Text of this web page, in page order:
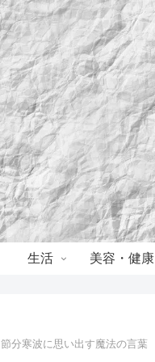
生活 美容・健康
節分寒波に思い出す魔法の言葉